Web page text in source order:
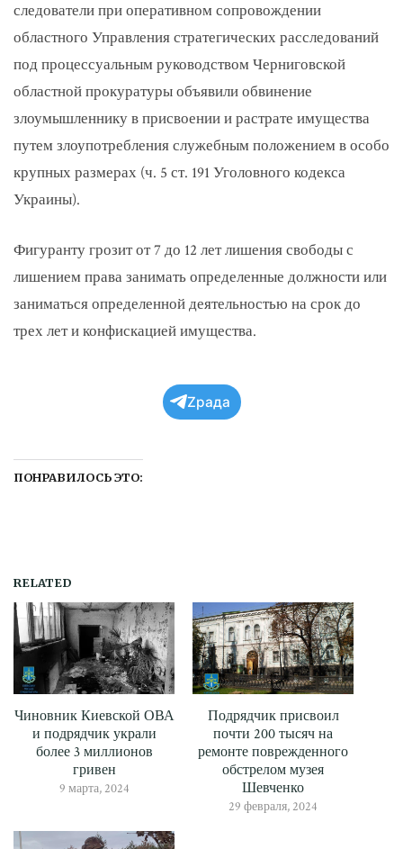
следователи при оперативном сопровождении
областного Управления стратегических расследований
под процессуальным руководством Черниговской
областной прокуратуры объявили обвинение
злоумышленнику в присвоении и растрате имущества
путем злоупотребления служебным положением в особо
крупных размерах (ч. 5 ст. 191 Уголовного кодекса
Украины).
Фигуранту грозит от 7 до 12 лет лишения свободы с
лишением права занимать определенные должности или
заниматься определенной деятельностью на срок до
трех лет и конфискацией имущества.
Zрада
ПОНРАВИЛОСЬ ЭТО:
RELATED
Чиновник Киевской ОВА
и подрядчик украли
более 3 миллионов
гривен
9 марта, 2024
Подрядчик присвоил
почти 200 тысяч на
ремонте поврежденного
обстрелом музея
Шевченко
29 февраля, 2024